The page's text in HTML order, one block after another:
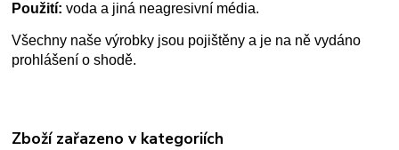
Použití: voda a jiná neagresivní média.
Všechny naše výrobky jsou pojištěny a je na ně vydáno
prohlášení o shodě.
Zboží zařazeno v kategoriích